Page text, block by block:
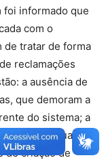
foi informado que
com o
de tratar de forma
reclamações
a ausência de
que demoram a
do sistema; a
adequado
de criação de